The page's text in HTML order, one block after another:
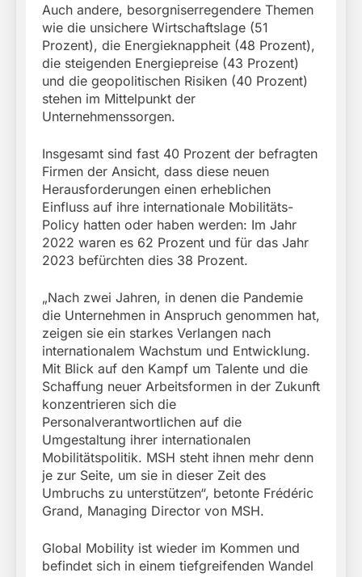
Auch andere, besorgniserregendere Themen
wie die unsichere Wirtschaftslage (51
Prozent), die Energieknappheit (48 Prozent),
die steigenden Energiepreise (43 Prozent)
und die geopolitischen Risiken (40 Prozent)
stehen im Mittelpunkt der
Unternehmenssorgen.
Insgesamt sind fast 40 Prozent der befragten
Firmen der Ansicht, dass diese neuen
Herausforderungen einen erheblichen
Einfluss auf ihre internationale Mobilitäts-
Policy hatten oder haben werden: Im Jahr
2022 waren es 62 Prozent und für das Jahr
2023 befürchten dies 38 Prozent.
„Nach zwei Jahren, in denen die Pandemie
die Unternehmen in Anspruch genommen hat,
zeigen sie ein starkes Verlangen nach
internationalem Wachstum und Entwicklung.
Mit Blick auf den Kampf um Talente und die
Schaffung neuer Arbeitsformen in der Zukunft
konzentrieren sich die
Personalverantwortlichen auf die
Umgestaltung ihrer internationalen
Mobilitätspolitik. MSH steht ihnen mehr denn
je zur Seite, um sie in dieser Zeit des
Umbruchs zu unterstützen“, betonte Frédéric
Grand, Managing Director von MSH.
Global Mobility ist wieder im Kommen und
befindet sich in einem tiefgreifenden Wandel